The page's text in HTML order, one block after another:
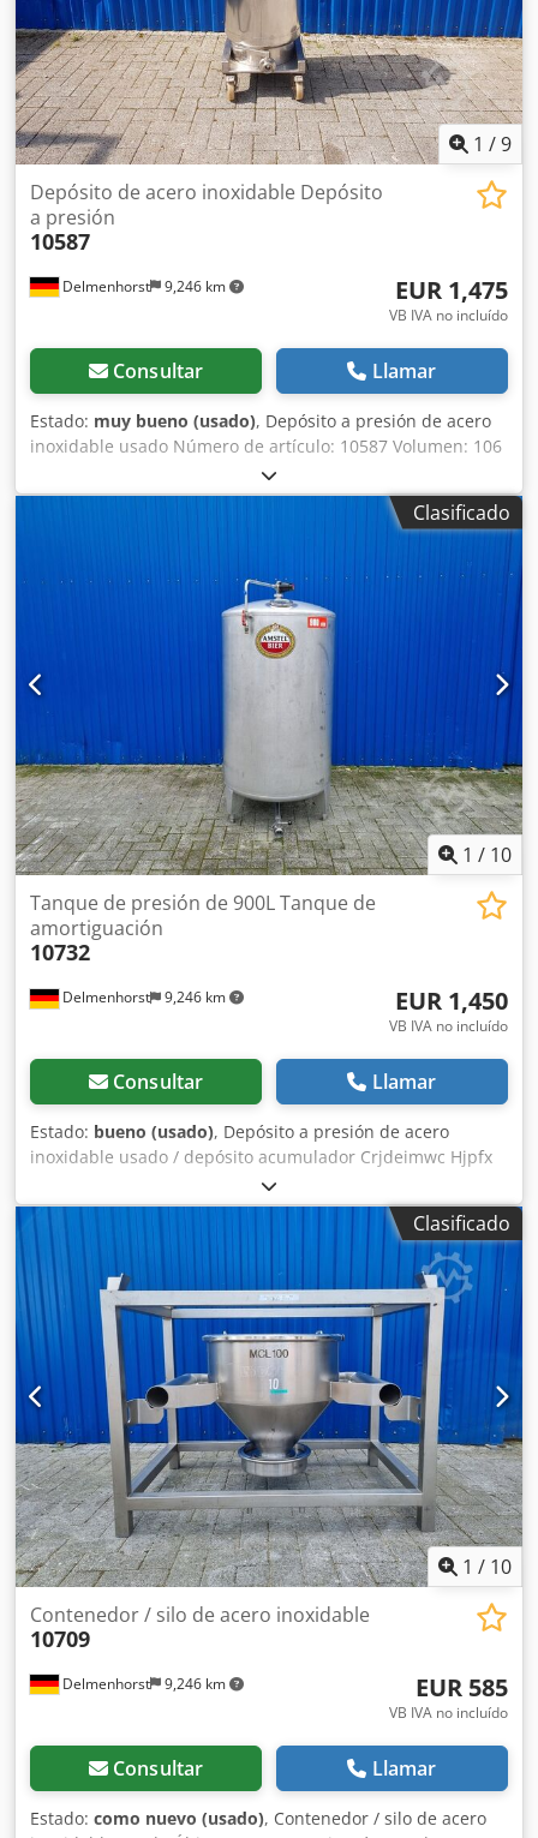
1 /9
Delmenhorst 9,246 km
Depósito de acero inoxidable Depósito
a presión
10587
EUR 1,475
VB IVA no incluído
Consultar Llamar
Estado: muy bueno (usado), Depósito a presión de acero
inoxidable usado Número de artículo: 10587 Volumen: 106
litros Crodpohtnl Iofx Aiqef Tipo: vertical, sobre una base
con ruedas / 4 ruedas Material (en contacto con el medio):
1.4571 / AISI316 Diseño: de pared simple Apertura: 305
identificación: 3 bar Temperatura máxima de
funcionamiento: -10 / 50 °C Dimensiones del depósito:
Diámetro exterior: 440 mm Altura cilíndrica: 520 mm Altura
total: 1070 mm Ancho total: 450 mm Longitud total: 505
mm Materiales: Interior: 1.4571 / AISI316 Partes exteriores:
1.4301 / AISI 304 Equipamiento: Placa de identificación: sí
Diámetro de la salida: 33 mm Distancia de la salida al
suelo: 210 mm Válvula de salida: grifo de compuerta El
depósito puede ser levantado desde la base con ruedas
(450x455 mm) Diversas conexiones
Clasificado
1 / 10
Delmenhorst 9,246 km
Tanque de presión de 900L Tanque de
amortiguación
10732
EUR 1,450
VB IVA no incluído
Consultar Llamar
Estado: bueno (usado), Depósito a presión de acero
inoxidable usado / depósito acumulador Crjdeimwc Hjpfx
Aiqjf Último uso: alimentos Número de artículo: 10732
Volumen: 900 litros Tipo: vertical, sobre 3 patas Material
(en contacto con el medio): 1.4571 / AISI316 Presión
máxima de funcionamiento: +2 bares Diseño: de pared
simple Dimensiones del depósito: Diámetro exterior: 900
mm Altura cilíndrica: 1300 mm Ancho total: 900 mm
Longitud total: 990 mm Altura total: 1870 mm Materiales:
Interior: 1.4571 / AISI316 Partes exteriores: 1.4301 / AISI
304 Equipamiento: Diámetro de la salida: 35 mm Distancia
del desagüe al suelo: 65 mm Válvula de salida: válvula de
compuerta Altura de las patas: 270 mm, ajustable Placa de
identificación: no Mirilla Cabezal de pulverización
Clasificado
1 / 10
Delmenhorst 9,246 km
Contenedor / silo de acero inoxidable
10709
EUR 585
VB IVA no incluído
Consultar Llamar
Estado: como nuevo (usado), Contenedor / silo de acero